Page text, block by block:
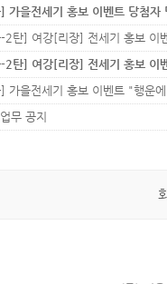
가을전세기 홍보 이벤트 당첨자
무 공지